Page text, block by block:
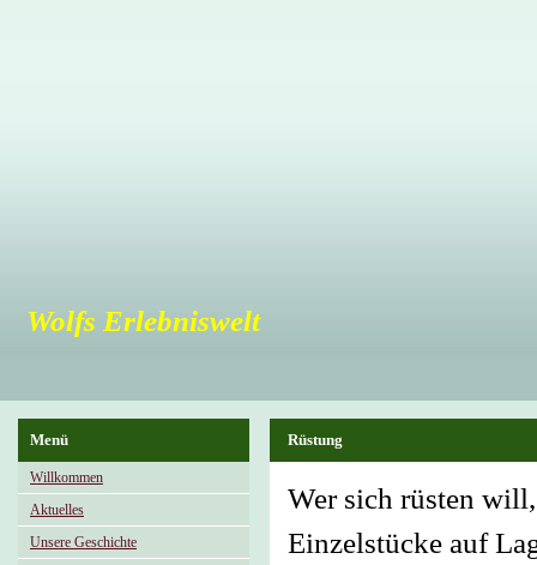
Wolfs Erlebniswelt
Menü
Willkommen
Aktuelles
Unsere Geschichte
Rüstung
Wer sich rüsten
Einzelstücke auf